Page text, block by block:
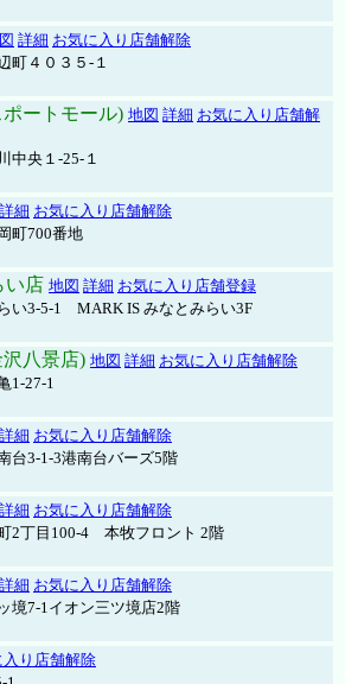
詳細 お気に入り店舗解除
町４０３５-１
ートモール) 地図 詳細 お気に入り店舗解
中央１-25-１
詳細 お気に入り店舗解除
町700番地
い店 地図 詳細 お気に入り店舗登録
い3-5-1 MARK IS みなとみらい3F
八景店) 地図 詳細 お気に入り店舗解除
1-27-1
詳細 お気に入り店舗解除
台3-1-3港南台バーズ5階
詳細 お気に入り店舗解除
2丁目100-4 本牧フロント 2階
詳細 お気に入り店舗解除
境7-1イオン三ツ境店2階
入り店舗解除